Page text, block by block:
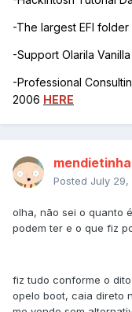
-The largest EFI
-Support Olarila
-Professional
2006 HERE
mendietinha
Posted July 29,
olha, não sei o quanto
podem ter e o que fiz
fiz tudo conforme o
opelo boot, caia direto